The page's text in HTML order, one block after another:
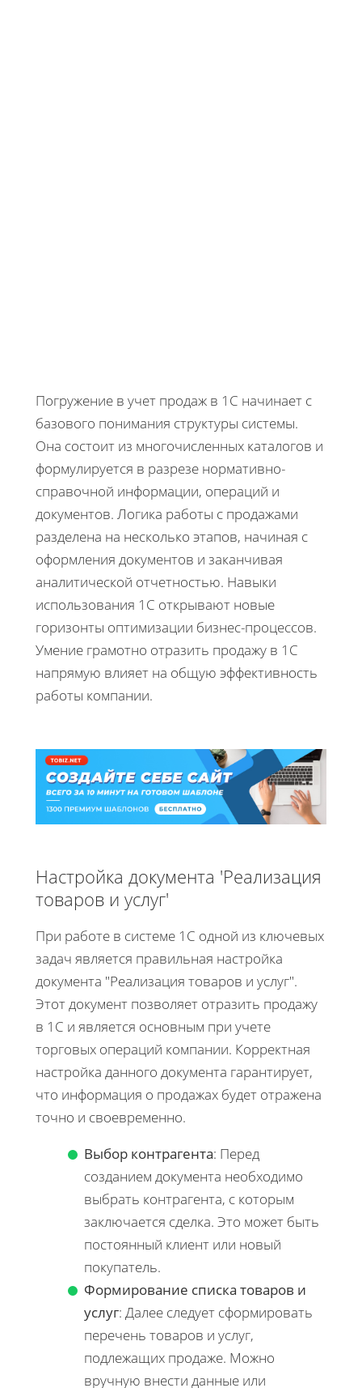
Погружение в учет продаж в 1С начинает с
базового понимания структуры системы.
Она состоит из многочисленных каталогов и
формулируется в разрезе нормативно-
справочной информации, операций и
документов. Логика работы с продажами
разделена на несколько этапов, начиная с
оформления документов и заканчивая
аналитической отчетностью. Навыки
использования 1С открывают новые
горизонты оптимизации бизнес-процессов.
Умение грамотно отразить продажу в 1С
напрямую влияет на общую эффективность
работы компании.
Настройка документа 'Реализация
товаров и услуг'
При работе в системе 1С одной из ключевых
задач является правильная настройка
документа "Реализация товаров и услуг".
Этот документ позволяет отразить продажу
в 1С и является основным при учете
торговых операций компании. Корректная
настройка данного документа гарантирует,
что информация о продажах будет отражена
точно и своевременно.
Выбор контрагента: Перед
созданием документа необходимо
выбрать контрагента, с которым
заключается сделка. Это может быть
постоянный клиент или новый
покупатель.
Формирование списка товаров и
услуг: Далее следует сформировать
перечень товаров и услуг,
подлежащих продаже. Можно
вручную внести данные или